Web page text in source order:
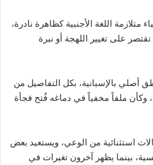
اللغة الأجنبية كظاهرة نادرة،
على تغيير اللهجة أو نبرة
أصلي بالإسبانية، بكل التفاصيل من
وكأن ملفاً مخفياً في دماغه فُتح فجأة
استثنائية من الوعي، ويستعيد بعض
بينما يظهر آخرون تغيرات في